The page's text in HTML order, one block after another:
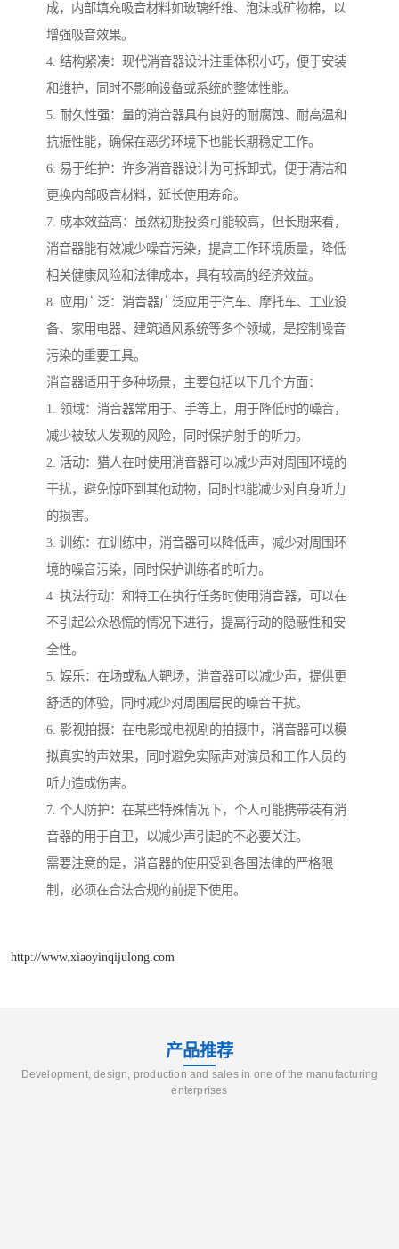
成，内部填充吸音材料如玻璃纤维、泡沫或矿物棉，以
增强吸音效果。
4. 结构紧凑：现代消音器设计注重体积小巧，便于安装
和维护，同时不影响设备或系统的整体性能。
5. 耐久性强：量的消音器具有良好的耐腐蚀、耐高温和
抗振性能，确保在恶劣环境下也能长期稳定工作。
6. 易于维护：许多消音器设计为可拆卸式，便于清洁和
更换内部吸音材料，延长使用寿命。
7. 成本效益高：虽然初期投资可能较高，但长期来看，
消音器能有效减少噪音污染，提高工作环境质量，降低
相关健康风险和法律成本，具有较高的经济效益。
8. 应用广泛：消音器广泛应用于汽车、摩托车、工业设
备、家用电器、建筑通风系统等多个领域，是控制噪音
污染的重要工具。
消音器适用于多种场景，主要包括以下几个方面：
1. 领域：消音器常用于、手等上，用于降低时的噪音，
减少被敌人发现的风险，同时保护射手的听力。
2. 活动：猎人在时使用消音器可以减少声对周围环境的
干扰，避免惊吓到其他动物，同时也能减少对自身听力
的损害。
3. 训练：在训练中，消音器可以降低声，减少对周围环
境的噪音污染，同时保护训练者的听力。
4. 执法行动：和特工在执行任务时使用消音器，可以在
不引起公众恐慌的情况下进行，提高行动的隐蔽性和安
全性。
5. 娱乐：在场或私人靶场，消音器可以减少声，提供更
舒适的体验，同时减少对周围居民的噪音干扰。
6. 影视拍摄：在电影或电视剧的拍摄中，消音器可以模
拟真实的声效果，同时避免实际声对演员和工作人员的
听力造成伤害。
7. 个人防护：在某些特殊情况下，个人可能携带装有消
音器的用于自卫，以减少声引起的不必要关注。
需要注意的是，消音器的使用受到各国法律的严格限
制，必须在合法合规的前提下使用。
http://www.xiaoyinqijulong.com
产品推荐
Development, design, production and sales in one of the manufacturing
enterprises